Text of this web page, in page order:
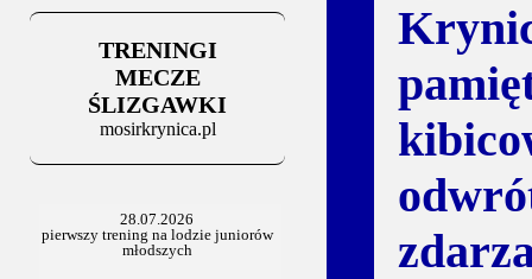
Za trzy tygodnie na lód
06.07.2025
Stowarzyszenie po Walnym
TRENINGI
MECZE
ŚLIZGAWKI
mosirkrynica.pl